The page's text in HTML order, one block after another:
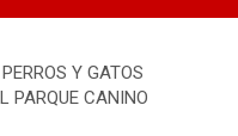
Y GATOS
PARQUE CANINO